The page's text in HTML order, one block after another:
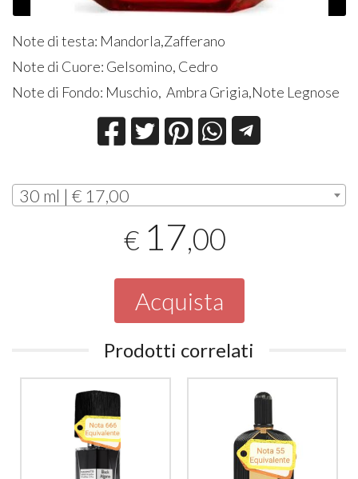
Note di testa: Mandorla,Zafferano
Note di Cuore: Gelsomino, Cedro
Note di Fondo: Muschio, Ambra Grigia,Note Legnose
30 ml | € 17,00
€ 17,00
Acquista
Prodotti correlati